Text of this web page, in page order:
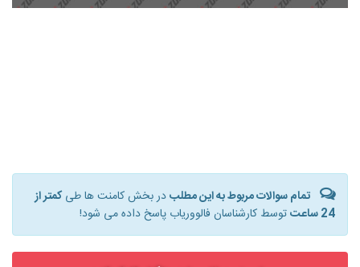
تمام سوالات مربوط به این مطلبدر بخش کامنت ها طیکمتر از
24 ساعت
توسط کارشناسان فالووریاب پاسخ داده می شود!